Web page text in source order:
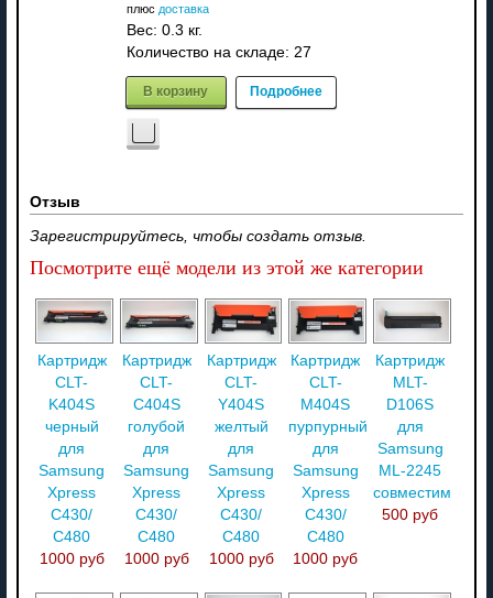
плюс доставка
Вес: 0.3 кг.
Количество на складе: 27
В корзину Подробнее
Отзыв
Зарегистрируйтесь, чтобы создать отзыв.
Посмотрите ещё модели из этой же категории
Картридж
CLT-
K404S
черный
для
Samsung
Xpress
C430/
C480
1000 руб
Картридж
CLT-
C404S
голубой
для
Samsung
Xpress
C430/
C480
1000 руб
Картридж
CLT-
Y404S
желтый
для
Samsung
Xpress
C430/
C480
1000 руб
Картридж
CLT-
M404S
пурпурный
для
Samsung
Xpress
C430/
C480
1000 руб
Картридж
MLT-
D106S
для
Samsung
ML-2245
совместимый
500 руб